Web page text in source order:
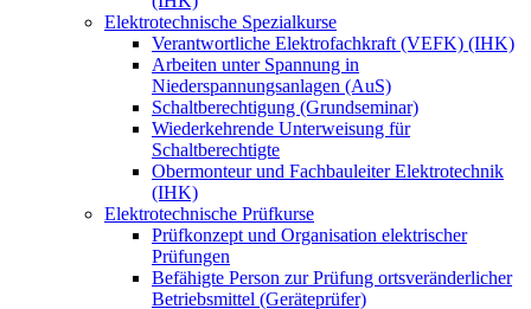
Elektrotechnische Spezialkurse
Verantwortliche Elektrofachkraft (VEFK) (IHK)
Arbeiten unter Spannung in
Niederspannungsanlagen (AuS)
Schaltberechtigung (Grundseminar)
Wiederkehrende Unterweisung für
Schaltberechtigte
Obermonteur und Fachbauleiter Elektrotechnik
(IHK)
Elektrotechnische Prüfkurse
Prüfkonzept und Organisation elektrischer
Prüfungen
Befähigte Person zur Prüfung ortsveränderlicher
Betriebsmittel (Geräteprüfer)